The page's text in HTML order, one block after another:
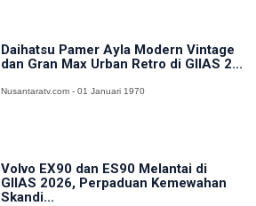
Daihatsu Pamer Ayla Modern Vintage
dan Gran Max Urban Retro di GIIAS 2...
Nusantaratv.com - 01 Januari 1970
Volvo EX90 dan ES90 Melantai di
GIIAS 2026, Perpaduan Kemewahan
Skandi...